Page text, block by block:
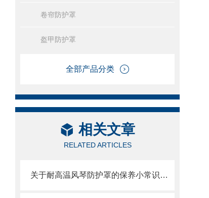
卷帘防护罩
盔甲防护罩
全部产品分类
相关文章
RELATED ARTICLES
关于耐高温风琴防护罩的保养小常识介绍